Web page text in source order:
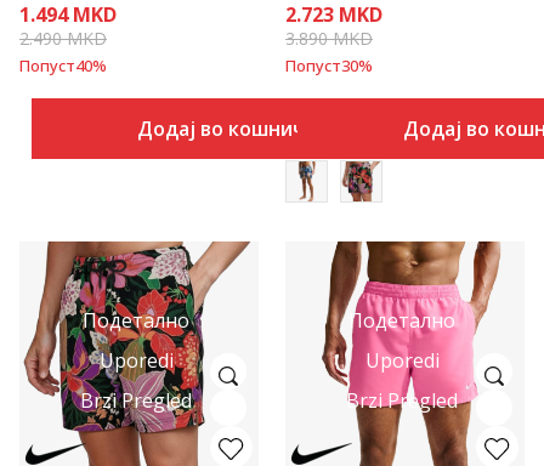
1.494 MKD
2.490MKD
Попуст40%
Додај во кошничка
2.723 MKD
3.890MKD
Попуст30%
Додај во
Подетално
Uporedi
Brzi Pregled
Подетално
Uporedi
Brzi Pregled